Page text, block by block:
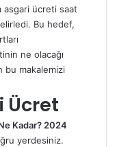
asgari ücreti saat
Bu hedef,
ne olacağı
bu makalemizi
Ücret
Kadar? 2024
yerdesiniz.